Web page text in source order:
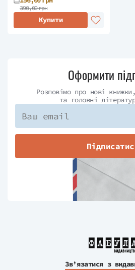
390,00 грн
Купити
Оформити
Розповімо про нові
та головні
Зв’язатися з